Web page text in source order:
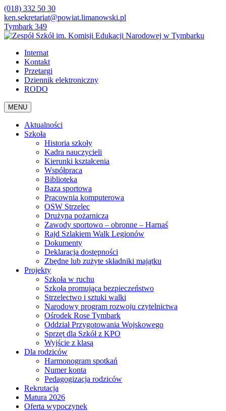
(018) 332 50 30
ken.sekretariat@powiat.limanowski.pl
Tymbark 349
Internat
Kontakt
Przetargi
Dziennik elektroniczny
RODO
MENU
Aktualności
Szkoła
Historia szkoły
Kadra nauczycieli
Kierunki kształcenia
Współpraca
Biblioteka
Baza sportowa
Pracownia komputerowa
OSW Strzelec
Drużyna pożarnicza
Zawody sportowo – obronne – Harnaś
Rajd Szlakiem Walk Legionów
Dokumenty
Deklaracja dostępności
Zbędne lub zużyte składniki majątku
Projekty
Szkoła w ruchu
Szkoła promująca bezpieczeństwo
Strzelectwo i sztuki walki
Narodowy program rozwoju czytelnictwa
Ośrodek Rose Tymbark
Oddział Przygotowania Wojskowego
Sprzęt dla Szkół z KPO
Wyjście z klasą
Dla rodziców
Harmonogram spotkań
Numer konta
Pedagogizacja rodziców
Rekrutacja
Matura 2026
Oferta wypoczynek